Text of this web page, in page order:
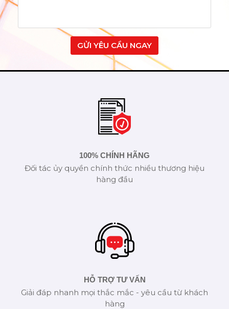
GỬI YÊU CẦU NGAY
100% CHÍNH HÃNG
Đối tác ủy quyền chính thức nhiều thương hiệu
hàng đầu
HỖ TRỢ TƯ VẤN
Giải đáp nhanh mọi thắc mắc - yêu cầu từ khách
hàng